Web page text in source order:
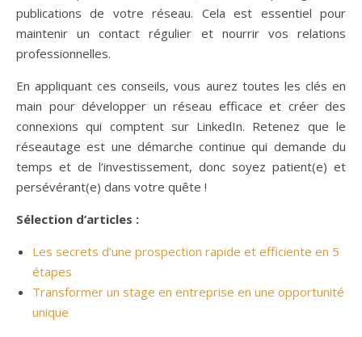
publications de votre réseau. Cela est essentiel pour
maintenir un contact régulier et nourrir vos relations
professionnelles.
En appliquant ces conseils, vous aurez toutes les clés en
main pour développer un réseau efficace et créer des
connexions qui comptent sur LinkedIn. Retenez que le
réseautage est une démarche continue qui demande du
temps et de l’investissement, donc soyez patient(e) et
persévérant(e) dans votre quête !
Sélection d’articles :
Les secrets d’une prospection rapide et efficiente en 5
étapes
Transformer un stage en entreprise en une opportunité
unique